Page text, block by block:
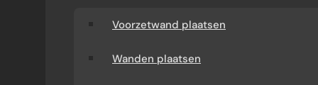
Voorzetwand plaatsen
Wanden plaatsen
verbouwingen en renovaties door heel